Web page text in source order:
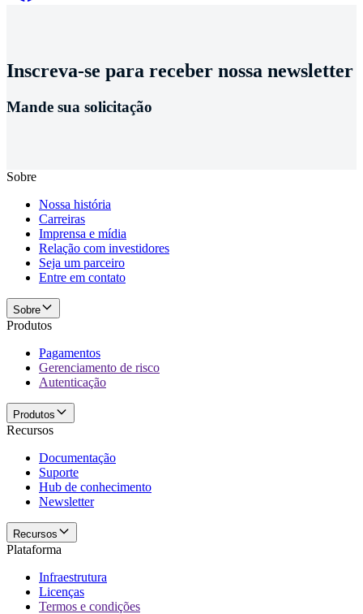
Inscreva-se para receber nossa newsletter
Mande sua solicitação
Sobre
Nossa história
Carreiras
Imprensa e mídia
Relação com investidores
Seja um parceiro
Entre em contato
Sobre
Produtos
Pagamentos
Gerenciamento de risco
Autenticação
Produtos
Recursos
Documentação
Suporte
Hub de conhecimento
Newsletter
Recursos
Plataforma
Infraestrutura
Licenças
Termos e condições